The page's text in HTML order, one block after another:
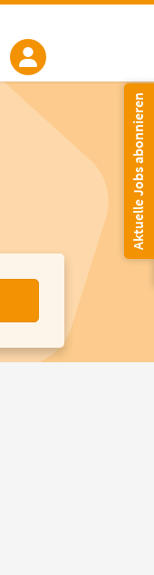
Aktuelle Jobs abonnieren